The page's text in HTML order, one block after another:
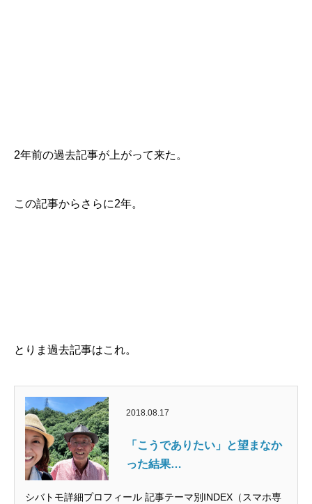
2年前の過去記事が上がって来た。
この記事からさらに2年。
とりま過去記事はこれ。
2018.08.17
「こうでありたい」と望まなか
った結果…
シバトモ詳細プロフィール 記事テーマ別INDEX（スマホ専